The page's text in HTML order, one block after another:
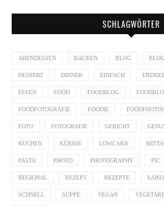
SCHLAGWÖRTER
ABENDESSEN BACKEN BLOG
DESSERT DINNER EINFACH
ESSEN FOOD FOODBLOG
FOODFOTOGRAFIE FOODIE
FOTO FOTOGRAFIE GERICHT
KUCHEN KÜRBIS LOWCARB
PASTA PHOTO PHOTOGRAPHY PIC
REGIONAL REZEPT REZEPTE
SCHNELL SUPPE VEGAN